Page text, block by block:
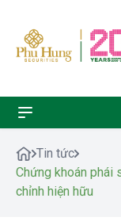
Tin tức
Chứng khoán
chỉnh hiện hữu